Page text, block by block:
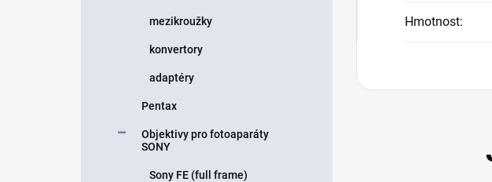
mezikroužky
konvertory
adaptéry
Pentax
Objektivy pro fotoaparáty
SONY
Sony FE (full frame)
Hmotnost: